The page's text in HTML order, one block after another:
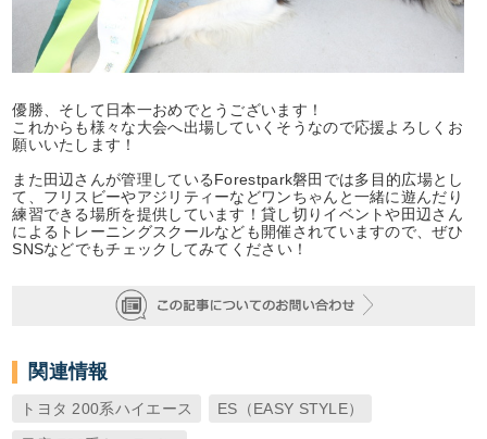
優勝、そして日本一おめでとうございます！
これからも様々な大会へ出場していくそうなので応援よろしくお
願いいたします！
また田辺さんが管理しているForestpark磐田では多目的広場とし
て、フリスビーやアジリティーなどワンちゃんと一緒に遊んだり
練習できる場所を提供しています！貸し切りイベントや田辺さん
によるトレーニングスクールなども開催されていますので、ぜひ
SNSなどでもチェックしてみてください！
関連情報
トヨタ 200系ハイエース ES（EASY STYLE）